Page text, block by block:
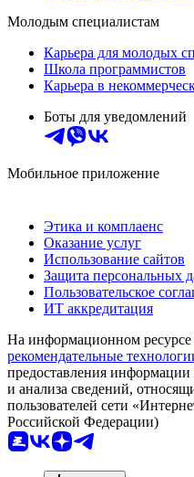
Молодым специалистам
Карьера для молодых
Школа программистов
Карьера в
Боты для уведомлений
Мобильное приложение
Этика и комплаенс
Оказание услуг
Использование сайтов
Защита персональных
Пользовательское
ИТ аккредитация
На информационном ресурсе
рекомендательные
предоставления информации
и анализа сведений,
пользователей сети
Российской Федерации)